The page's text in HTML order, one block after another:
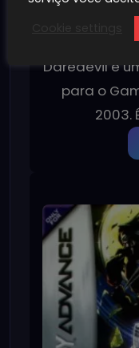
81
Daredevil é
para o
2003.